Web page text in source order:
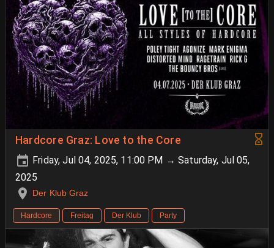
Hardcore Graz: Love to the Core
Friday, Jul 04, 2025, 11:00 PM → Saturday, Jul 05,
2025
Der Klub Graz
Hardcore Freitag Der Klub Party